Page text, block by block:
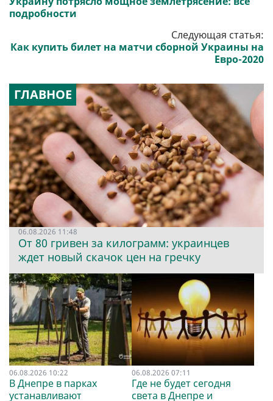
подробности
Следующая статья:
Как купить билет на матчи сборной Украины на
Евро-2020
ГЛАВНОЕ
06.08.2026 11:48
От 80 гривен за килограмм: украинцев
ждет новый скачок цен на гречку
06.08.2026 10:22
В Днепре в парках
устанавливают
06.08.2026 07:11
Где не будет сегодня
света в Днепре и